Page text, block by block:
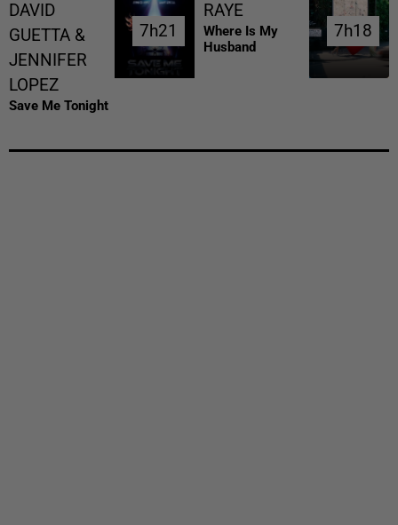
DAVID
GUETTA &
JENNIFER
LOPEZ
Save Me Tonight
7h21
7h21
RAYE
Where Is My
Husband
7h18
7h18